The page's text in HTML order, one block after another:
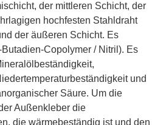
der mittleren Schicht, der
hochfesten Stahldraht
der äußeren Schicht. Es
Copolymer / Nitril). Es
und
Säure. Um die
Außenkleber die
die wärmebeständig ist und den